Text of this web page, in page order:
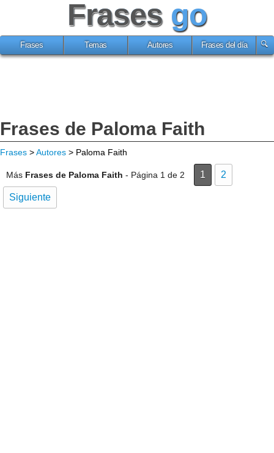
Frases go
Frases Temas Autores Frases del día
Frases de Paloma Faith
Frases >Autores > Paloma Faith
Más Frases de Paloma Faith - Página 1 de 2 1 2
Siguiente